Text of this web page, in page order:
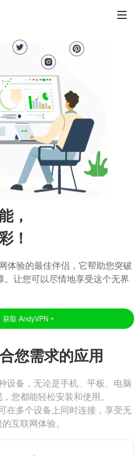
，
！
体验的最佳伴侣，它帮助您突破
。让您可以尽情地享受这个无界
获取 AndyVPN
您需求的应用
设备，无论是手机、平板、电脑
您都能轻松安装和使用。
在多个设备上同时连接，享受无
互联网体验。